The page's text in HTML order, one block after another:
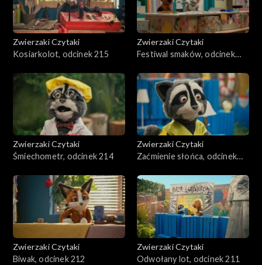
Zwierzaki Czytaki
Kosiarkolot, odcinek 215
Zwierzaki Czytaki
Festiwal smaków, odcinek
Zwierzaki Czytaki
Śmiechometr, odcinek 214
Zwierzaki Czytaki
Zaćmienie słońca, odcinek
Zwierzaki Czytaki
Biwak, odcinek 212
Zwierzaki Czytaki
Odwołany lot, odcinek 211